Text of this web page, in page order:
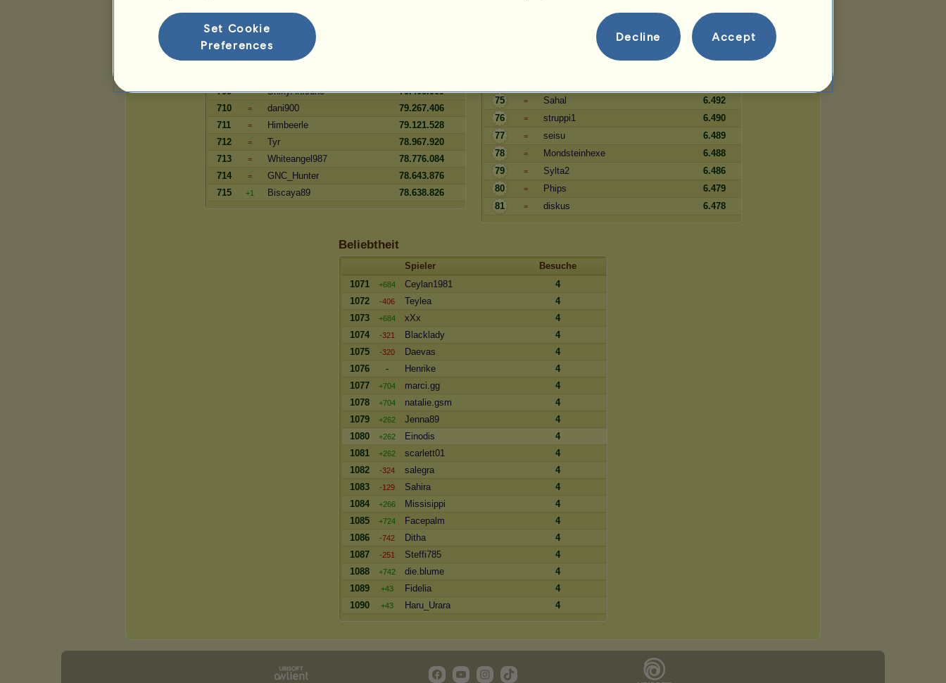
705
+1 Einodis
706
Wirbl
dusty09
709
= ShinyArticuno
79.408.909
710
= dani900
79.267.406
711
= Himbeerle
79.121.528
712
= Tyr
78.967.920
713
= Whiteangel987
78.776.084
714
= GNC_Hunter
78.643.876
715
+1 Biscaya89 78.638.826
6.514
6.506
75
= Sahal
6.492
76
= struppi1
6.490
77
= seisu
6.489
78
= Mondsteinhexe
6.488
79
= Sylta2
6.486
80
= Phips
6.479
81
= diskus 6.478
Beliebtheit
Spieler
Besuche
1071
+684 Ceylan1981
4
1072
-406 Teylea
4
1073
+684 xXx
4
1074
-321 Blacklady
4
1075
-320 Daevas
4
1076
- Henrike
4
1077
+704 marci.gg
4
1078
+704 natalie.gsm
4
1079
+262 Jenna89
4
1080
+262 Einodis
4
1081
+262 scarlett01
4
1082
-324 salegra
4
1083
-129 Sahira
4
1084
+266 Missisippi
4
1085
+724 Facepalm
4
1086
-742 Ditha
4
1087
-251 Steffi785
4
1088
+742 die.blume
4
1089
+43 Fidelia
4
1090
+43 Haru_Urara 4
Set Cookie
Preferences
Decline Accept